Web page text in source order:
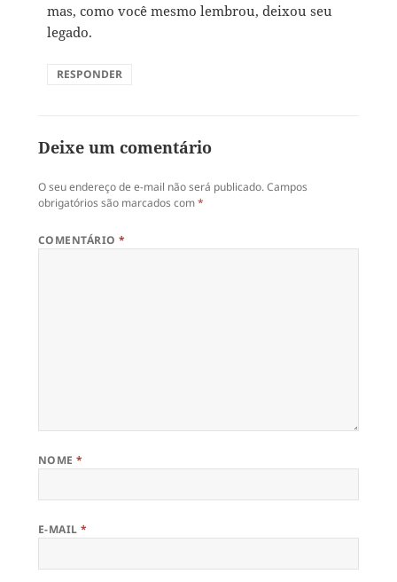
mas, como você mesmo lembrou, deixou seu
legado.
RESPONDER
Deixe um comentário
O seu endereço de e-mail não será publicado.Campos
obrigatórios são marcados com*
COMENTÁRIO*
NOME*
E-MAIL*